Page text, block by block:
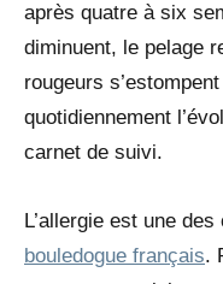
après quatre à six
diminuent, le pelage
rougeurs
quotidiennement
carnet de suivi.
L’allergie est une
bouledogue français.